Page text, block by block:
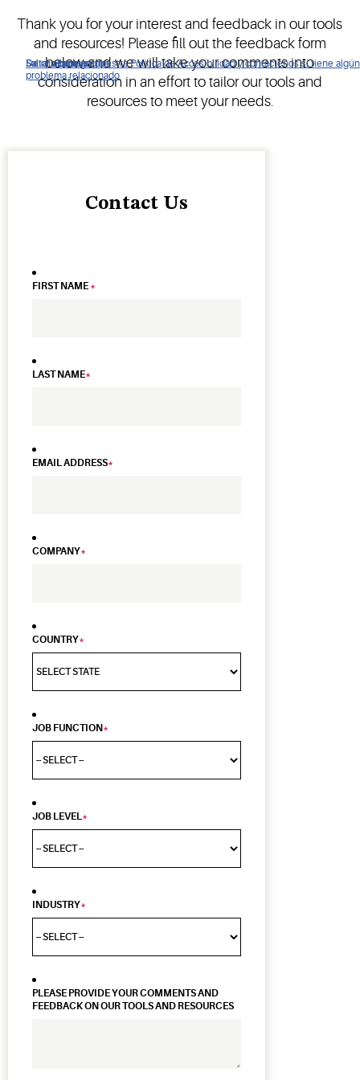
De clic para ver nuestra Política de Accesibilidad y contáctenos si tiene algún
problema relacionado
Saltar a navegación
Saltar al contenido
Saltar a buscar
Thank you for your interest and feedback in our tools
and resources! Please fill out the feedback form
below and we will take your comments into
consideration in an effort to tailor our tools and
resources to meet your needs.
Contact Us
FIRST NAME *
LAST NAME*
EMAIL ADDRESS*
COMPANY*
COUNTRY*
JOB FUNCTION*
JOB LEVEL*
INDUSTRY*
PLEASE PROVIDE YOUR COMMENTS AND
FEEDBACK ON OUR TOOLS AND RESOURCES